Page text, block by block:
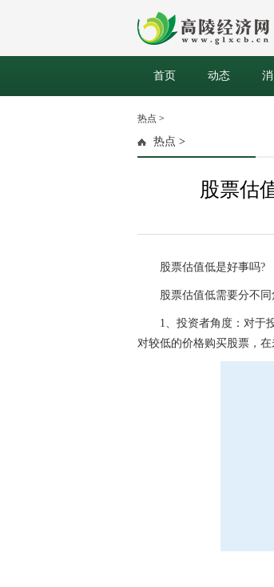
首页 动态
热点 >
热点 >
股票估
股票估值低是好事吗?
股票估值低需要分不同
1、投资者角度：对于
对较低的价格购买股票 ，